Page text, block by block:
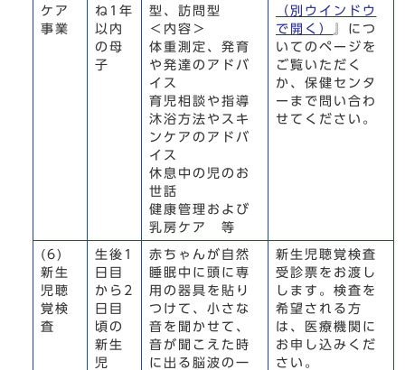
ケア
事業
ね1年
以内
の母
子
型、訪問型
＜内容＞
体重測定、発育
や発達のアドバ
イス
育児相談や指導
沐浴方法やスキ
ンケアのアドバ
イス
休息中の児のお
世話
健康管理および
乳房ケア 等
（別ウインドウ
で開く）
』につ
いてのページを
ご覧いただく
か、保健センタ
ーまで問い合わ
せてください。
(6)
新生
児聴
覚検
査
生後1
日目
から2
日目
頃の
新生
児
赤ちゃんが自然
睡眠中に頭に専
用の器具を貼り
つけて、小さな
音を聞かせて、
音が聞こえた時
に出る脳波の一
新生児聴覚検査
受診票をお渡し
します。検査を
希望される方
は、医療機関に
お申し込みくだ
さい。